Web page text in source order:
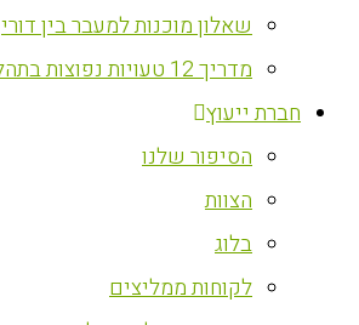
שאלון מוכנות למעבר בין דורי
מדריך 12 טעויות נפוצות בתהליך מעבר בין דורי
חברת ייעוץ
הסיפור שלנו
הצוות
בלוג
לקוחות ממליצים